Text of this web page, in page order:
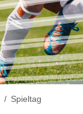
Spieltag